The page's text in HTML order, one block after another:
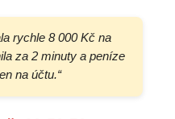
rychle 8 000 Kč na
za 2 minuty a peníze
na účtu.“